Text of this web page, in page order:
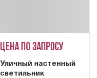
Цена по запросу
Уличный настенный
светильник